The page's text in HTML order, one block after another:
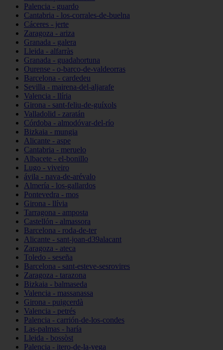
Palencia - guardo
Cantabria - los-corrales-de-buelna
Cáceres - jerte
Zaragoza - ariza
Granada - galera
Lleida - alfarràs
Granada - guadahortuna
Ourense - o-barco-de-valdeorras
Barcelona - cardedeu
Sevilla - mairena-del-aljarafe
Valencia - llíria
Girona - sant-feliu-de-guíxols
Valladolid - zaratán
Córdoba - almodóvar-del-río
Bizkaia - mungia
Alicante - aspe
Cantabria - meruelo
Albacete - el-bonillo
Lugo - viveiro
ávila - nava-de-arévalo
Almería - los-gallardos
Pontevedra - mos
Girona - llívia
Tarragona - amposta
Castellón - almassora
Barcelona - roda-de-ter
Alicante - sant-joan-d39alacant
Zaragoza - ateca
Toledo - seseña
Barcelona - sant-esteve-sesrovires
Zaragoza - tarazona
Bizkaia - balmaseda
Valencia - massanassa
Girona - puigcerdà
Valencia - petrés
Palencia - carrión-de-los-condes
Las-palmas - haría
Lleida - bossòst
Palencia - itero-de-la-vega